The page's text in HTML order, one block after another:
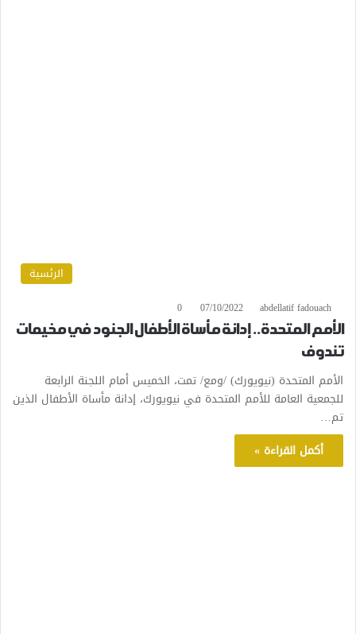
الرئسية
abdellatif fadouach
07/10/2022
0
الأمم المتحدة.. إدانة مأساة الأطفال الجنود في مخيمات
تندوف
الأمم المتحدة (نيويورك) /ومع/ تمت، الخميس أمام اللجنة الرابعة
للجمعية العامة للأمم المتحدة في نيويورك، إدانة مأساة الأطفال الذين
تم…
أكمل القراءة »